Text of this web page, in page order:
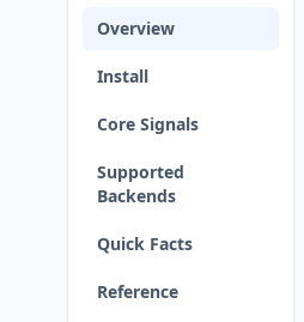
Overview
Install
Core Signals
Supported
Backends
Quick Facts
Reference